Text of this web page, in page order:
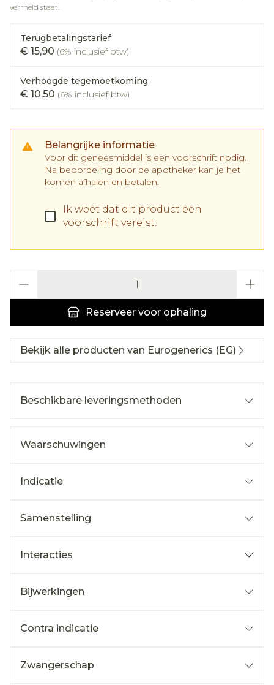
vermeld staat.
Terugbetalingstarief
€ 15,90 (6% inclusief btw)
Verhoogde tegemoetkoming
€ 10,50 (6% inclusief btw)
Belangrijke informatie
Voor dit geneesmiddel is een voorschrift nodig.
Na beoordeling door de apotheker kan je het
komen afhalen en betalen.
Ik weet dat dit product een
voorschrift vereist.
Reserveer voor ophaling
Bekijk alle producten van Eurogenerics (EG)
Beschikbare leveringsmethoden
Waarschuwingen
Indicatie
Samenstelling
Interacties
Bijwerkingen
Contra indicatie
Zwangerschap